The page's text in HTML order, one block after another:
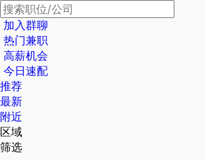
加入群聊
热门兼职
高薪机会
今日速配
推荐
最新
附近
区域
筛选